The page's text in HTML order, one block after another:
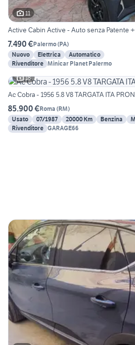
11
Active Cabin Active - Auto senza Patente
7.490 €Palermo(PA)
Nuovo
Elettrica
Automatico
Rivenditore Minicar Planet Palermo
18
Ac Cobra - 1956 5.8 V8 TARGATA ITA
85.900 €Roma (RM)
Usato
07/1987 20000 Km Benzina
Rivenditore GARAGE66